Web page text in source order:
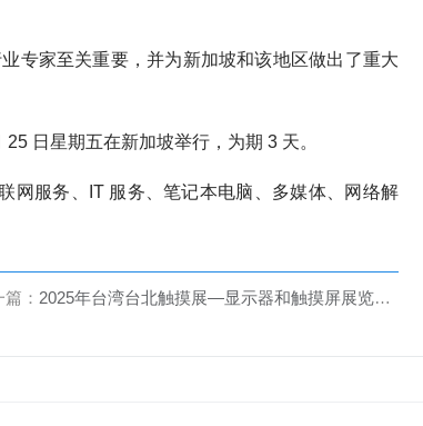
专家至关重要，并为新加坡和该地区做出了重大
日星期五在新加坡举行，为期 3 天。
网服务、IT 服务、笔记本电脑、多媒体、网络解
： 2025年台湾台北触摸展—显示器和触摸屏展览会Touch Taiwan